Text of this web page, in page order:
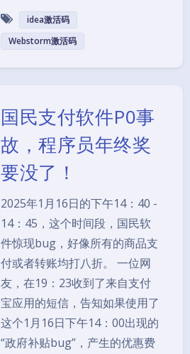
idea激活码
Webstorm激活码
国民支付软件P0事
故，程序员年终奖
要没了！
2025年1月16日的下午14：40 -
14：45，这个时间段，国民软
件惊现bug，好像所有的商品支
付或者转账均打八折。 一位网
友，在19：23收到了来自支付
宝应用的短信，告知如果使用了
这个1月16日下午14：00出现的
“政府补贴bug”，产生的优惠费